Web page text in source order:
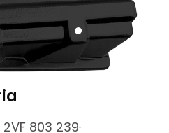
2VF 803 239